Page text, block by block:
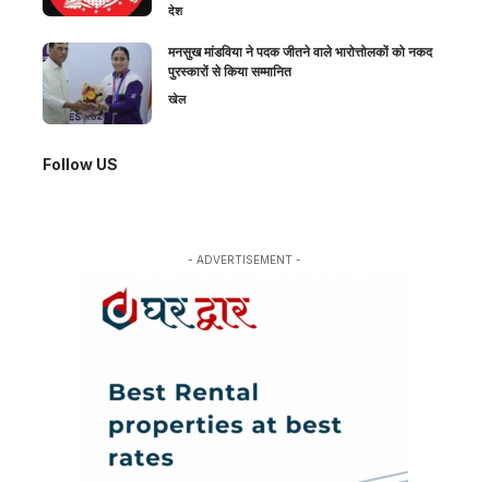
देश
मनसुख मांडविया ने पदक जीतने वाले भारोत्तोलकों को नकद
पुरस्कारों से किया सम्मानित
खेल
Follow US
- ADVERTISEMENT -